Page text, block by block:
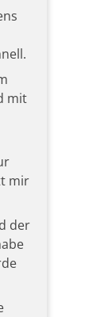
mit
mir
der